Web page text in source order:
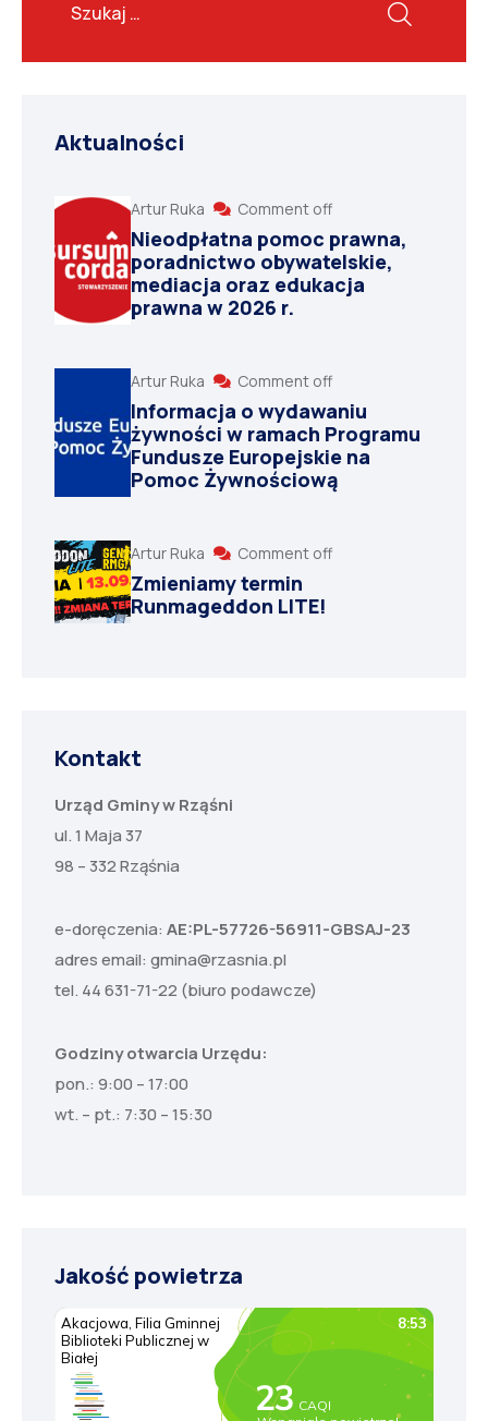
Aktualności
Artur Ruka Comment off
Nieodpłatna pomoc prawna,
poradnictwo obywatelskie,
mediacja oraz edukacja
prawna w 2026 r.
Artur Ruka Comment off
Informacja o wydawaniu
żywności w ramach Programu
Fundusze Europejskie na
Pomoc Żywnościową
Artur Ruka Comment off
Zmieniamy termin
Runmageddon LITE!
Kontakt
Urząd Gminy w Rząśni
ul. 1 Maja 37
98 – 332 Rząśnia
e-doręczenia: AE:PL-57726-56911-GBSAJ-23
adres email: gmina@rzasnia.pl
tel. 44 631-71-22 (biuro podawcze)
Godziny otwarcia Urzędu:
pon.: 9:00 – 17:00
wt. – pt.: 7:30 – 15:30
Jakość powietrza